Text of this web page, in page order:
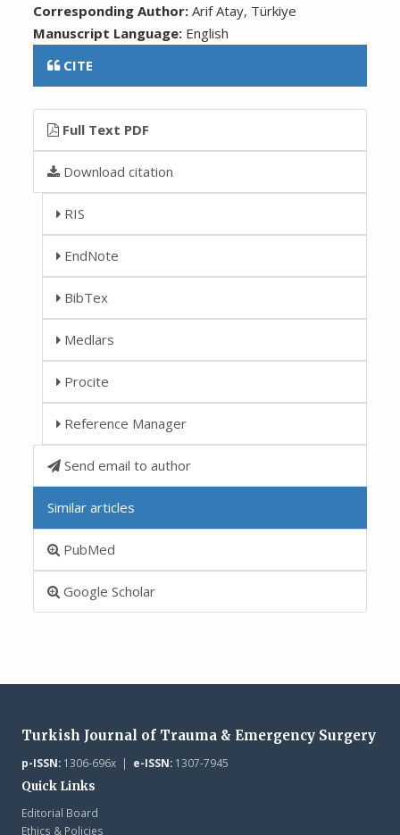
Corresponding Author:Arif Atay, Türkiye
Manuscript Language: English
CITE
Full Text PDF
Download citation
RIS
EndNote
BibTex
Medlars
Procite
Reference Manager
Send email to author
Similar articles
PubMed
Google Scholar
Turkish Journal of Trauma & Emergency Surgery
p-ISSN:1306-696x | e-ISSN:1307-7945
Quick Links
Editorial Board
Ethics & Policies